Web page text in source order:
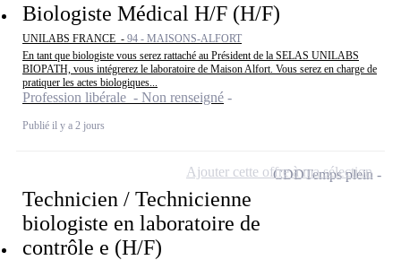
Biologiste Médical H/F (H/F)
UNILABS FRANCE - 94 - MAISONS-ALFORT
En tant que biologiste vous serez rattaché au Président de la SELAS UNILABS
BIOPATH, vous intégrerez le laboratoire de Maison Alfort. Vous serez en charge de
pratiquer les actes biologiques...
Profession libérale - Non renseigné
Publié il y a 2 jours
Technicien / Technicienne
biologiste en laboratoire de
contrôle e (H/F)
CDDTemps plein
Ajouter cette offre à ma sélection